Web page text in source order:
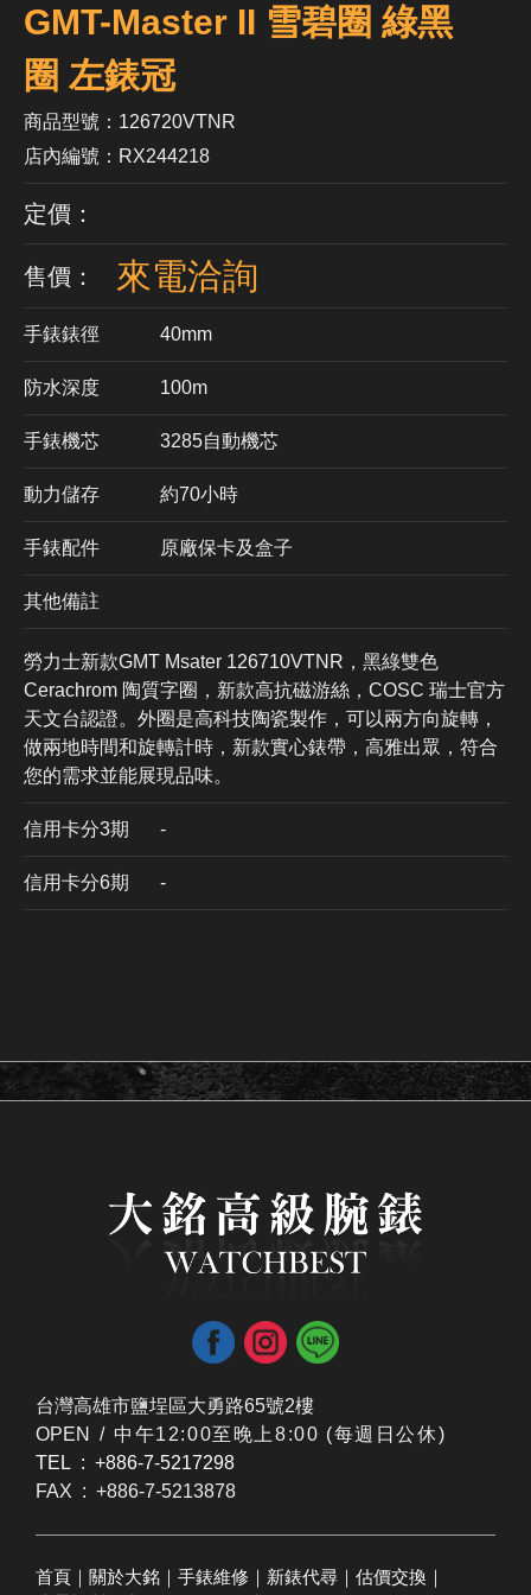
GMT-Master II 雪碧圈 綠黑
圈 左錶冠
商品型號：126720VTNR
店內編號：RX244218
定價：
售價： 來電洽詢
手錶錶徑 40mm
防水深度 100m
手錶機芯 ​3285自動機芯
動力儲存 約70小時
手錶配件 原廠保卡及盒子
其他備註
勞力士新款GMT Msater 126710VTNR，黑綠雙色
Cerachrom 陶質字圈，新款高抗磁游絲，COSC 瑞士官方
天文台認證。外圈是高科技陶瓷製作，可以兩方向旋轉，
做兩地時間和旋轉計時，新款實心錶帶，高雅出眾，符合
您的需求並能展現品味。
信用卡分3期 ​-
信用卡分6期 -
台灣高雄市鹽埕區大勇路65號2樓
OPEN / ​中午12:00至晚上8:00 (每週日公休)
TEL : +886-7-5217298
FAX : +886-7-5213878
首頁 ｜ 關於大銘 ｜ 手錶維修 ｜ 新錶代尋 ｜ 估價交換 ｜